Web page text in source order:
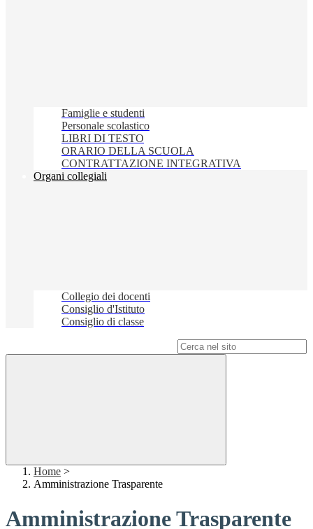
Famiglie e studenti
Personale scolastico
LIBRI DI TESTO
ORARIO DELLA SCUOLA
CONTRATTAZIONE INTEGRATIVA
Organi collegiali
Collegio dei docenti
Consiglio d'Istituto
Consiglio di classe
Home >
Amministrazione Trasparente
Amministrazione Trasparente